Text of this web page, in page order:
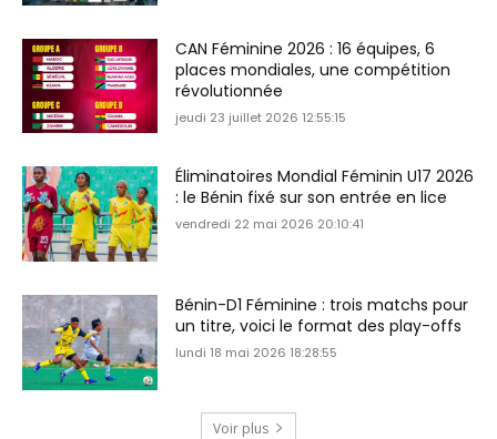
CAN Féminine 2026 : 16 équipes, 6
places mondiales, une compétition
révolutionnée
jeudi 23 juillet 2026 12:55:15
Éliminatoires Mondial Féminin U17 2026
: le Bénin fixé sur son entrée en lice
vendredi 22 mai 2026 20:10:41
Bénin-D1 Féminine : trois matchs pour
un titre, voici le format des play-offs
lundi 18 mai 2026 18:28:55
Voir plus